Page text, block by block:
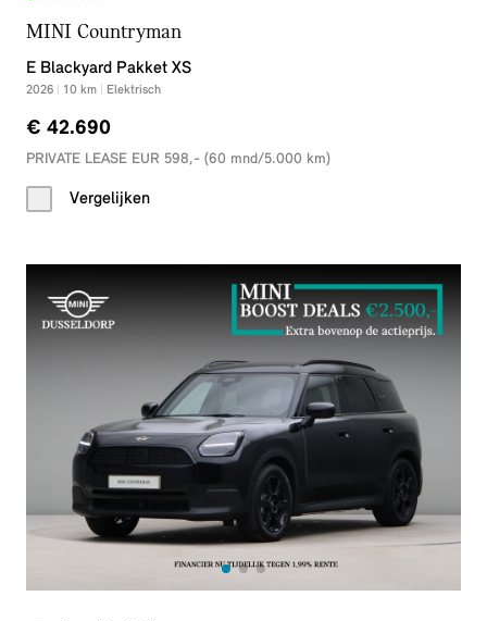
MINI Countryman
E Blackyard Pakket XS
2026 10 km Elektrisch
€ 42.690
PRIVATE LEASE EUR 598,- (60 mnd/5.000 km)
Vergelijken